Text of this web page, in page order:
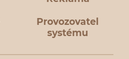
Provozovatel
systému